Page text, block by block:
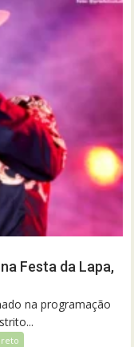
Festa da Lapa,
na programação